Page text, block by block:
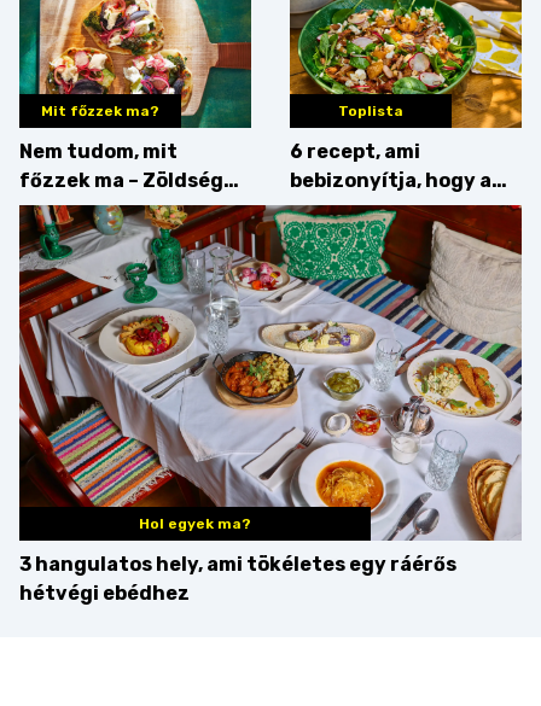
Mit főzzek ma?
Nem tudom, mit
főzzek ma – Zöldség
minden mennyiségben
Toplista
6 recept, ami
bebizonyítja, hogy a
barack húsok mellé is
zseniális
Hol egyek ma?
3 hangulatos hely, ami tökéletes egy ráérős
hétvégi ebédhez